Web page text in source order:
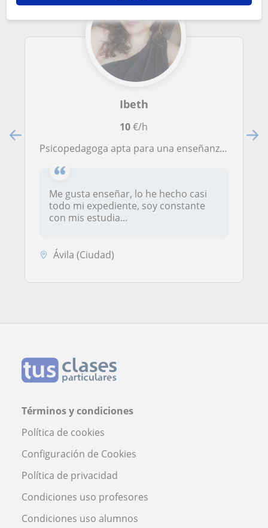
Ibeth
10€/h
Psicopedagoga apta para una enseñanza tanto de pedagogía como de psicología
Me gusta enseñar, lo he hecho casi
todo mi expediente, soy constante
con mis estudia...
Ávila (Ciudad)
Términos y condiciones
Política de cookies
Configuración de Cookies
Política de privacidad
Condiciones uso profesores
Condiciones uso alumnos